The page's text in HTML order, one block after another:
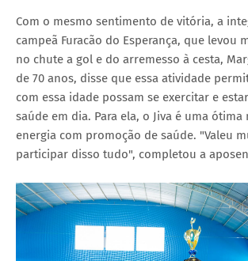
Com o mesmo sentimento de vitória, a
campeã Furacão do Esperança, que levou
no chute a gol e do arremesso à cesta,
de 70 anos, disse que essa atividade
com essa idade possam se exercitar e
saúde em dia. Para ela, o Jiva é uma
energia com promoção de saúde. "Valeu
participar disso tudo", completou a